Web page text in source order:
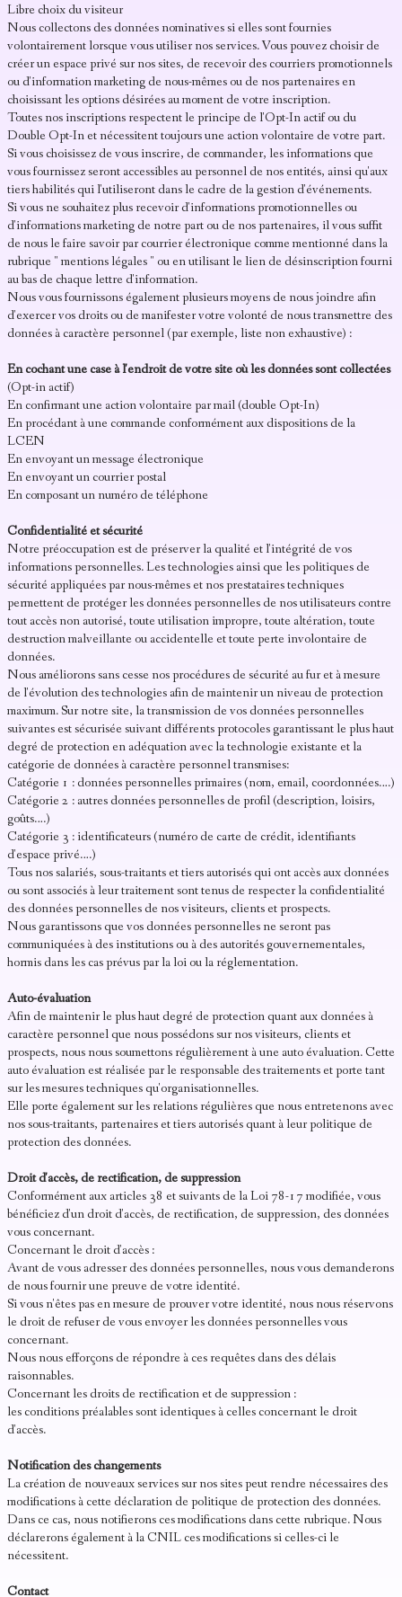
Libre choix du visiteur
Nous collectons des données nominatives si elles sont fournies
volontairement lorsque vous utiliser nos services. Vous pouvez choisir de
créer un espace privé sur nos sites, de recevoir des courriers promotionnels
ou d'information marketing de nous-mêmes ou de nos partenaires en
choisissant les options désirées au moment de votre inscription.
Toutes nos inscriptions respectent le principe de l'Opt-In actif ou du
Double Opt-In et nécessitent toujours une action volontaire de votre part.
Si vous choisissez de vous inscrire, de commander, les informations que
vous fournissez seront accessibles au personnel de nos entités, ainsi qu'aux
tiers habilités qui l'utiliseront dans le cadre de la gestion d'événements.
Si vous ne souhaitez plus recevoir d'informations promotionnelles ou
d'informations marketing de notre part ou de nos partenaires, il vous suffit
de nous le faire savoir par courrier électronique comme mentionné dans la
rubrique " mentions légales " ou en utilisant le lien de désinscription fourni
au bas de chaque lettre d'information.
Nous vous fournissons également plusieurs moyens de nous joindre afin
d'exercer vos droits ou de manifester votre volonté de nous transmettre des
données à caractère personnel (par exemple, liste non exhaustive) :
En cochant une case à l'endroit de votre site où les données sont collectées
(Opt-in actif)
En confirmant une action volontaire par mail (double Opt-In)
En procédant à une commande conformément aux dispositions de la
LCEN
En envoyant un message électronique
En envoyant un courrier postal
En composant un numéro de téléphone
Confidentialité et sécurité
Notre préoccupation est de préserver la qualité et l'intégrité de vos
informations personnelles. Les technologies ainsi que les politiques de
sécurité appliquées par nous-mêmes et nos prestataires techniques
permettent de protéger les données personnelles de nos utilisateurs contre
tout accès non autorisé, toute utilisation impropre, toute altération, toute
destruction malveillante ou accidentelle et toute perte involontaire de
données.
Nous améliorons sans cesse nos procédures de sécurité au fur et à mesure
de l'évolution des technologies afin de maintenir un niveau de protection
maximum. Sur notre site, la transmission de vos données personnelles
suivantes est sécurisée suivant différents protocoles garantissant le plus haut
degré de protection en adéquation avec la technologie existante et la
catégorie de données à caractère personnel transmises:
Catégorie 1 : données personnelles primaires (nom, email, coordonnées….)
Catégorie 2 : autres données personnelles de profil (description, loisirs,
goûts….)
Catégorie 3 : identificateurs (numéro de carte de crédit, identifiants
d'espace privé….)
Tous nos salariés, sous-traitants et tiers autorisés qui ont accès aux données
ou sont associés à leur traitement sont tenus de respecter la confidentialité
des données personnelles de nos visiteurs, clients et prospects.
Nous garantissons que vos données personnelles ne seront pas
communiquées à des institutions ou à des autorités gouvernementales,
hormis dans les cas prévus par la loi ou la réglementation.
Auto-évaluation
Afin de maintenir le plus haut degré de protection quant aux données à
caractère personnel que nous possédons sur nos visiteurs, clients et
prospects, nous nous soumettons régulièrement à une auto évaluation. Cette
auto évaluation est réalisée par le responsable des traitements et porte tant
sur les mesures techniques qu'organisationnelles.
Elle porte également sur les relations régulières que nous entretenons avec
nos sous-traitants, partenaires et tiers autorisés quant à leur politique de
protection des données.
Droit d'accès, de rectification, de suppression
Conformément aux articles 38 et suivants de la Loi 78-17 modifiée, vous
bénéficiez d'un droit d'accès, de rectification, de suppression, des données
vous concernant.
Concernant le droit d'accès :
Avant de vous adresser des données personnelles, nous vous demanderons
de nous fournir une preuve de votre identité.
Si vous n'êtes pas en mesure de prouver votre identité, nous nous réservons
le droit de refuser de vous envoyer les données personnelles vous
concernant.
Nous nous efforçons de répondre à ces requêtes dans des délais
raisonnables.
Concernant les droits de rectification et de suppression :
les conditions préalables sont identiques à celles concernant le droit
d'accès.
Notification des changements
La création de nouveaux services sur nos sites peut rendre nécessaires des
modifications à cette déclaration de politique de protection des données.
Dans ce cas, nous notifierons ces modifications dans cette rubrique. Nous
déclarerons également à la CNIL ces modifications si celles-ci le
nécessitent.
Contact